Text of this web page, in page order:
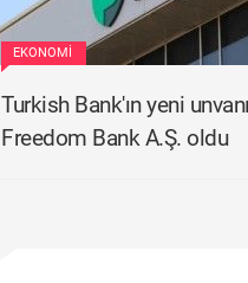
EKONOMI
Turkish Bank'ın yeni
Freedom Bank A.Ş. oldu